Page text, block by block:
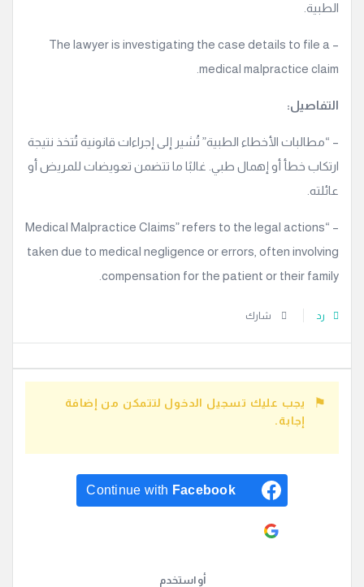
الطبية.
– The lawyer is investigating the case details to file a
medical malpractice claim.
التفاصيل:
– “مطالبات الأخطاء الطبية” تُشير إلى إجراءات قانونية تُتخذ نتيجة
ارتكاب خطأ أو إهمال طبي. غالبًا ما تتضمن تعويضات للمريض أو
عائلته.
– “Medical Malpractice Claims” refers to the legal actions
taken due to medical negligence or errors, often involving
compensation for the patient or their family.
رد شارك
يجب عليك تسجيل الدخول لتتمكن من إضافة
إجابة.
Continue with Facebook
أو استخدم